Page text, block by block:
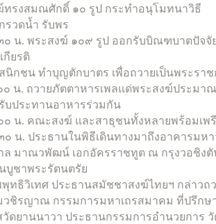
ทรงสมณศักดิ์ ๑๐ รูป กระทำอนุโมทนาวิธี
รวดน้ำ รับพร
๐ น. พระสงฆ์ ๑๐๙ รูป ออกรับบิณฑบาตปัจ
กียรติ
นิกชน ทำบุญตักบาตร เพื่อถวายเป็นพระราช
๐ น. ถวายภัตตาหารเพลแด่พระสงฆ์ประมา
บประทานอาหารร่วมกัน
๐ น. คณะสงฆ์ และสาธุชนทั้งหลายพร้อมเ
๐ น. ประธานในพิธีเดินทางมาถึงอาคารมห
ล มาณวพัฒน์ เอกอัครราชทูต ณ กรุงวอชิงตั
บูชาพระรัตนตรัย
พุทธิวิเทศ ประธานสมัชชาสงฆ์ไทยฯ กล่าวถ
ชิรญาณ กรรมการมหาเถรสมาคม ที่ปรึกษ
วัดยานนาวา ประธานกรรมการอำนวยการ